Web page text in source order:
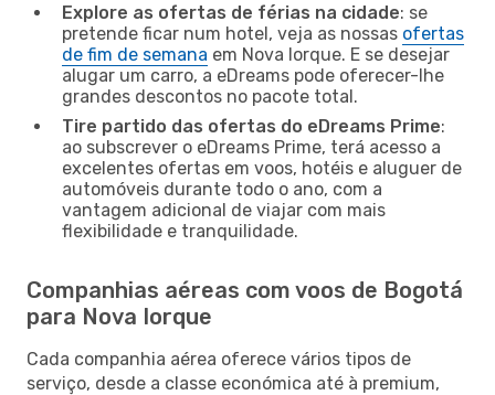
Explore as ofertas de férias na cidade: se
pretende ficar num hotel, veja as nossas ofertas
de fim de semana em Nova Iorque. E se desejar
alugar um carro, a eDreams pode oferecer-lhe
grandes descontos no pacote total.
Tire partido das ofertas do eDreams Prime:
ao subscrever o eDreams Prime, terá acesso a
excelentes ofertas em voos, hotéis e aluguer de
automóveis durante todo o ano, com a
vantagem adicional de viajar com mais
flexibilidade e tranquilidade.
Companhias aéreas com voos de Bogotá
para Nova Iorque
Cada companhia aérea oferece vários tipos de
serviço, desde a classe económica até à premium,